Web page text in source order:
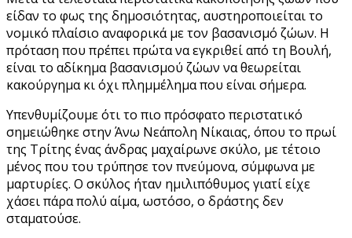
είδαν το φως της δημοσιότητας, αυστηροποιείται το
νομικό πλαίσιο αναφορικά με τον βασανισμό ζώων. Η
πρόταση που πρέπει πρώτα να εγκριθεί από τη Βουλή,
είναι το αδίκημα βασανισμού ζώων να θεωρείται
κακούργημα κι όχι πλημμέλημα που είναι σήμερα.
Υπενθυμίζουμε ότι το πιο πρόσφατο περιστατικό
σημειώθηκε στην Άνω Νεάπολη Νίκαιας, όπου το πρωί
της Τρίτης ένας άνδρας μαχαίρωνε σκύλο, με τέτοιο
μένος που του τρύπησε τον πνεύμονα, σύμφωνα με
μαρτυρίες. Ο σκύλος ήταν ημιλιπόθυμος γιατί είχε
χάσει πάρα πολύ αίμα, ωστόσο, ο δράστης δεν
σταματούσε.